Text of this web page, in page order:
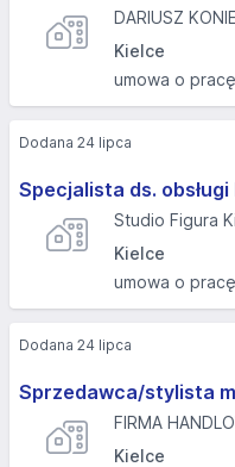
DARIUSZ
Kielce
umowa o pracę
Specjalista ds.
Studio Figura
Kielce
umowa o pracę
Dodana 24 lipca
Sprzedawca/stylista
FIRMA
Kielce
Dodana 24 lipca